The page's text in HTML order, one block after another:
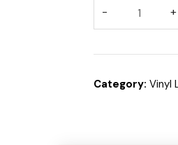
Category: Vinyl